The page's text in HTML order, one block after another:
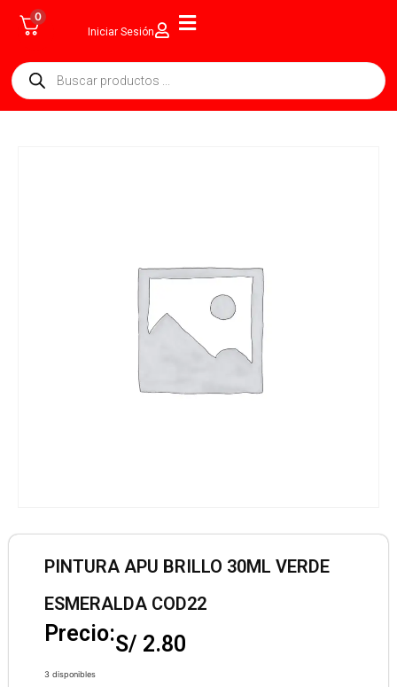
0
Iniciar Sesión
PINTURA APU BRILLO 30ML VERDE
ESMERALDA COD22
Precio:S/ 2.80
3 disponibles